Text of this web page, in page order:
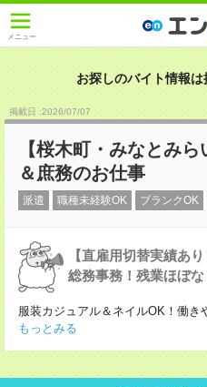
メニュー
お探しのバイト情報は
掲載日 :2026/07/07
【桜木町・みなとみ
＆庶務のお仕事
派遣 職種未経験OK ブランクOK
【直雇用切替実績あ
総務事務！残業ほぼな
服装カジュアル＆ネイルOK！働き
もっとみる